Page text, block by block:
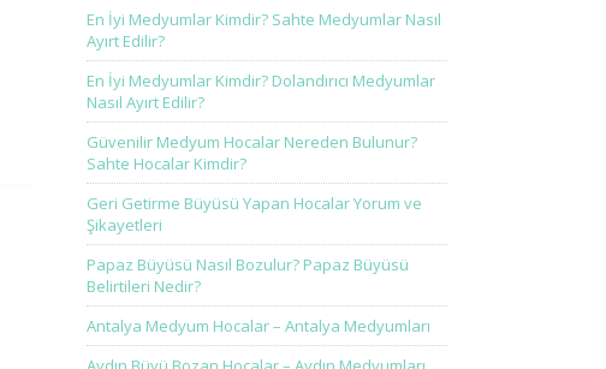
En İyi Medyumlar Kimdir? Sahte Medyumlar Nasıl
Ayırt Edilir?
En İyi Medyumlar Kimdir? Dolandırıcı Medyumlar
Nasıl Ayırt Edilir?
Güvenilir Medyum Hocalar Nereden Bulunur?
Sahte Hocalar Kimdir?
Geri Getirme Büyüsü Yapan Hocalar Yorum ve
Şikayetleri
Papaz Büyüsü Nasıl Bozulur? Papaz Büyüsü
Belirtileri Nedir?
Antalya Medyum Hocalar – Antalya Medyumları